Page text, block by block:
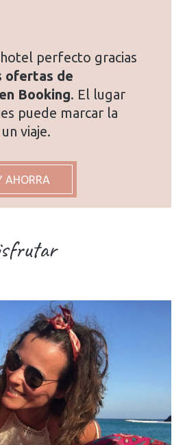
perfecto gracias
ofertas de
Booking. El lugar
puede marcar la
viaje.
AHORRA